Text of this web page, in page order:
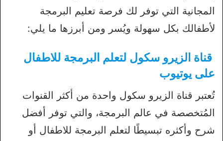
المجانية التي توفر لك فرصة تعليم البرمجة
لأطفالك بكل سهولة ويُسر ومن أبرزها ما يلي:
قناة الزيرو سكول لتعلم البرمجة للاطفال
على يوتيوب
تُعتبر قناة الزيرو سكول واحدة من أكثر القنوات
المُتخصصة في عالم البرمجة، والتي توفر أفضل
شرح وأكثره تبسيطًا لتعلم البرمجة للاطفال أو